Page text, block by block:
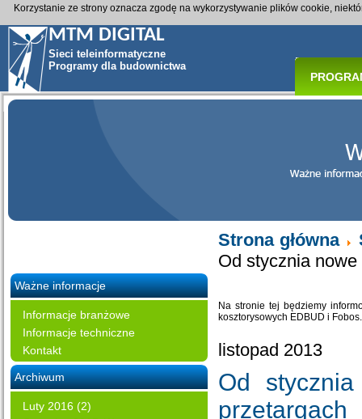
MTM DIGITAL
Sieci teleinformatyczne
Programy dla budownictwa
Ważne informacje
Informacje branżowe
Informacje techniczne
Kontakt
Archiwum
Luty 2016 (2)
Strona główna
Od stycznia
Na stronie tej będziemy
kosztorysowych EDBUD i
listopad 2013
Od
przetargach
Korzystanie ze strony oznacza zgodę na wykorzystywanie plików cookie,